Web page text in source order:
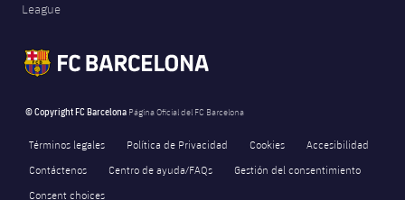
League
© Copyright FC Barcelona Página Oficial del FC Barcelona
Términos legales Política de Privacidad Cookies
Accesibilidad
Contáctenos
Centro de ayuda/FAQs
Gestión del consentimiento
Consent choices